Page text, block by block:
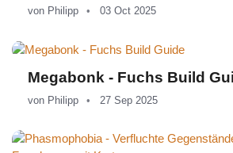
von Philipp 03 Oct 2025
Megabonk - Fuchs Build
von Philipp 27 Sep 2025